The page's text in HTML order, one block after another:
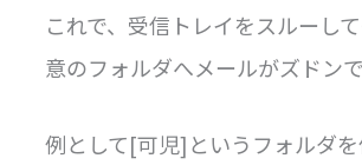
これで、受信トレイをスルーし
意のフォルダへメールがズドンで
例として[可児]というフォルダ